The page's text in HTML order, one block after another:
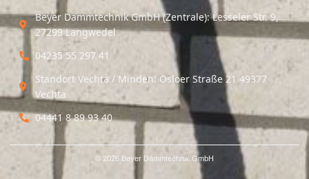
Beyer Dämmtechnik GmbH (Zentrale): Lesseler Str. 9,
27299 Langwedel
04235 55 297 41
Standort Vechta / Minden: Osloer Straße 21 49377
Vechta
04441 8 89 93 40
© 2026 Beyer Dämmtechnik GmbH